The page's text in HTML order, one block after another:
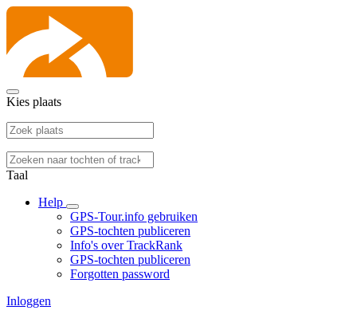
Kies plaats
Taal
Help
GPS-Tour.info gebruiken
GPS-tochten publiceren
Info's over TrackRank
GPS-tochten publiceren
Forgotten password
Inloggen